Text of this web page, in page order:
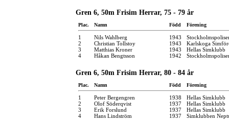
Gren 6, 50m Frisim Herrar, 75 - 79 år
Plac. Namn Född Förening
1 Nils Wahlberg 1943
2
Christian Tollstoy 1943
Karlskoga
3
Matthias Kroner 1943
Hellas Simklubb
4
Håkan Bengtsson 1942
Gren 6, 50m Frisim Herrar, 80 - 84 år
Plac. Namn Född Förening
1 Peter Bergengren 1938
Hellas Simklubb
2
Olof Söderqvist 1937
Hellas Simklubb
3
Erik Forslund 1937
Hellas Simklubb
4
Hans Lindström 1937 Simklubben